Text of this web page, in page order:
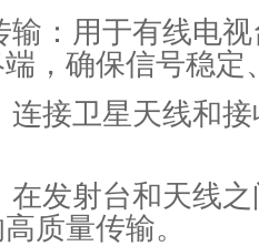
：用于有线电视
，确保信号稳定
接卫星天线和接
发射台和天线之
质量传输。